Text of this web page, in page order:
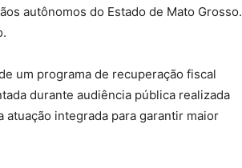
autônomos do Estado de Mato Grosso.
um programa de recuperação fiscal
durante audiência pública realizada
atuação integrada para garantir maior